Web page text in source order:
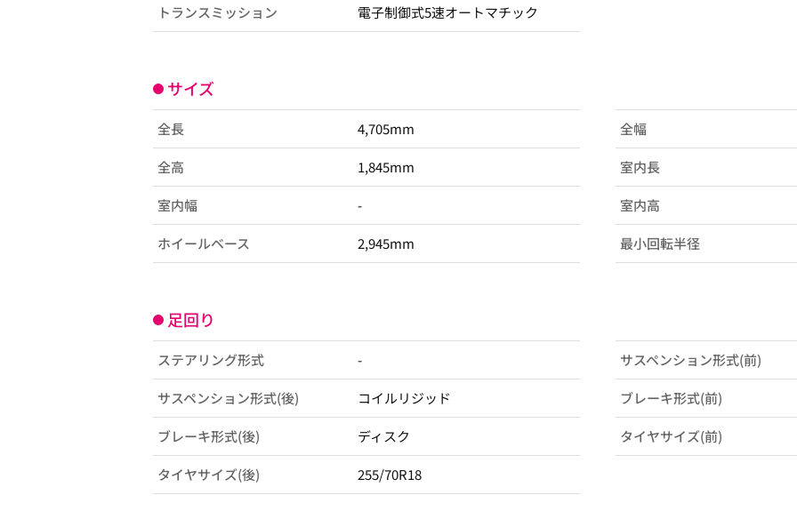
トランスミッション 電子制御式5速オートマチック
サイズ
全長 4,705mm 全幅
全高 1,845mm 室内長
室内幅 - 室内高
ホイールベース 2,945mm 最小回転半径
足回り
ステアリング形式 - サスペンション形式(前)
サスペンション形式(後) コイルリジッド ブレーキ形式(前)
ブレーキ形式(後) ディスク タイヤサイズ(前)
タイヤサイズ(後) 255/70R18